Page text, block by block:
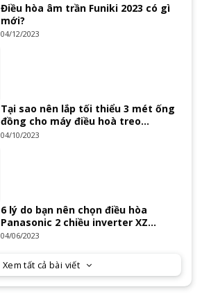
Điều hòa âm trần Funiki 2023 có gì
mới?
04/12/2023
Tại sao nên lắp tối thiểu 3 mét ống
đồng cho máy điều hoà treo
tường?
04/10/2023
6 lý do bạn nên chọn điều hòa
Panasonic 2 chiều inverter XZ
Series 2023
04/06/2023
Xem tất cả bài viết